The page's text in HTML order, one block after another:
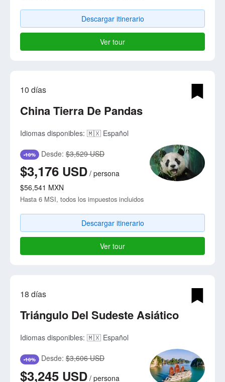
Descargar itinerario
Ver tour
10 días
China Tierra De Pandas
Idiomas disponibles: 🇲🇽 Español
-10% Desde: $3,529 USD
$3,176 USD / persona
$56,541 MXN
Hasta 6 MSI, todos los impuestos incluidos
Descargar itinerario
Ver tour
18 días
Triángulo Del Sudeste Asiático
Idiomas disponibles: 🇲🇽 Español
-10% Desde: $3,606 USD
$3,245 USD / persona